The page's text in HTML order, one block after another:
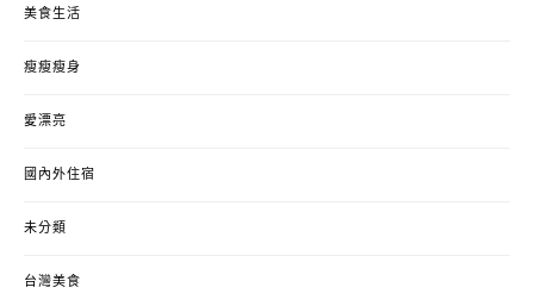
美食生活
瘦瘦瘦身
愛漂亮
國內外住宿
未分類
台灣美食